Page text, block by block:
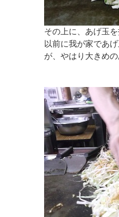
その上に、あげ玉を
以前に我が家であ
が、やはり大きめ